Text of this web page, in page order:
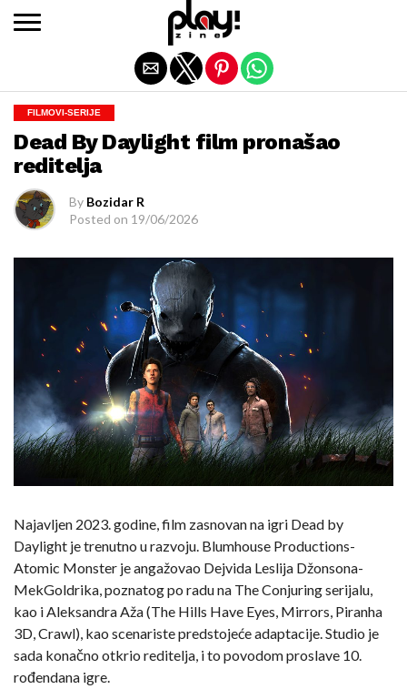
FILMOVI-SERIJE
Dead By Daylight film pronašao
reditelja
By Bozidar R
Posted on 19/06/2026
Najavljen 2023. godine, film zasnovan na igri Dead by
Daylight je trenutno u razvoju. Blumhouse Productions-
Atomic Monster je angažovao Dejvida Leslija Džonsona-
MekGoldrika, poznatog po radu na The Conjuring serijalu,
kao i Aleksandra Aža (The Hills Have Eyes, Mirrors, Piranha
3D, Crawl), kao scenariste predstojeće adaptacije. Studio je
sada konačno otkrio reditelja, i to povodom proslave 10.
rođendana igre.
Exit mobile version